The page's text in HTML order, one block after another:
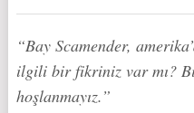
“Bay Scamender,
ilgili bir fikriniz var mı?
hoşlanmayız.”